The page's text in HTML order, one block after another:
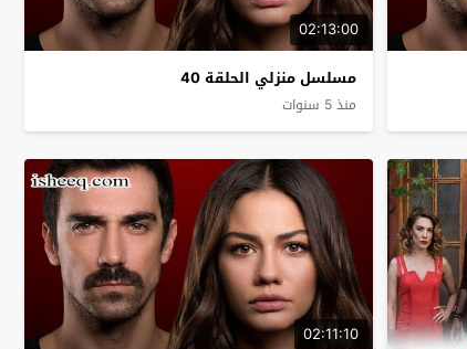
02:13:00
مسلسل منزلي الحلقة 40
منذ 5 سنوات
02:11:10